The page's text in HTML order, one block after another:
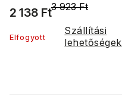
3 923 Ft
2 138 Ft
Elfogyott
Szállítási
lehetőségek